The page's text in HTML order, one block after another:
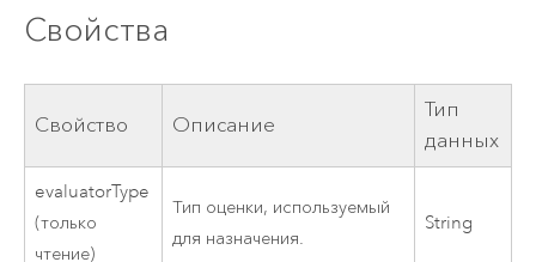
Свойства
Свойство Описание
Тип
данных
evaluatorType
(только
чтение)
Тип оценки, используемый
для назначения.
String